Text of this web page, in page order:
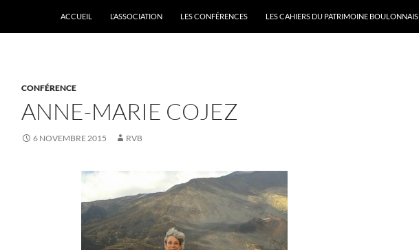
ACCUEIL L’ASSOCIATION LES CONFÉRENCES LES CAHIERS DU PATRIMOINE BOULONNAIS
CONFÉRENCE
ANNE-MARIE COJEZ
6 NOVEMBRE 2015 RVB